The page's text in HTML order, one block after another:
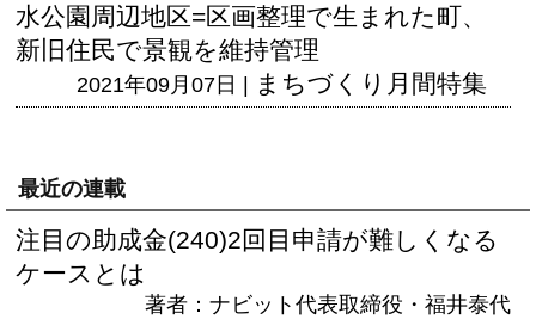
水公園周辺地区=区画整理で生まれた町、
新旧住民で景観を維持管理
2021年09月07日 | まちづくり月間特集
最近の連載
注目の助成金(240)2回目申請が難しくなる
ケースとは
著者：ナビット代表取締役・福井泰代